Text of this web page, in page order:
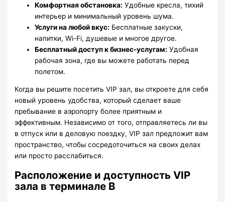
Комфортная обстановка: Удобные кресла, тихий
интерьер и минимальный уровень шума.
Услуги на любой вкус: Бесплатные закуски,
напитки, Wi-Fi, душевые и многое другое.
Бесплатный доступ к бизнес-услугам: Удобная
рабочая зона, где вы можете работать перед
полетом.
Когда вы решите посетить VIP зал, вы откроете для себя
новый уровень удобства, который сделает ваше
пребывание в аэропорту более приятным и
эффективным. Независимо от того, отправляетесь ли вы
в отпуск или в деловую поездку, VIP зал предложит вам
пространство, чтобы сосредоточиться на своих делах
или просто расслабиться.
Расположение и доступность VIP
зала в терминале B